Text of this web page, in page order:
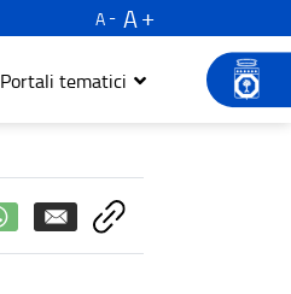
A
A
Portali tematici